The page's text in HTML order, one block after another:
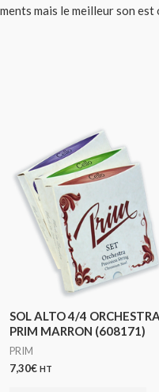
mais le meilleur son
SOL ALTO 4/4 ORCHESTRA
PRIM MARRON (608171)
PRIM
7,30€ HT